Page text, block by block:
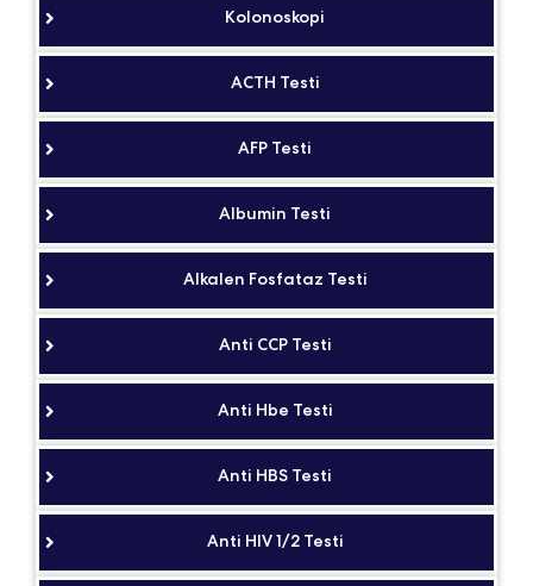
Kolonoskopi
ACTH Testi
AFP Testi
Albumin Testi
Alkalen Fosfataz Testi
Anti CCP Testi
Anti Hbe Testi
Anti HBS Testi
Anti HIV 1/2 Testi